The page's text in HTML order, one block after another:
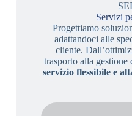
Servizi
Progettiamo
adattandoci alle
cliente.
trasporto alla
servizio flessibile e